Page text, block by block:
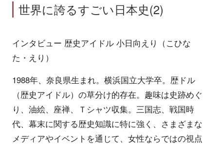
世界に誇るすごい日本史(2)
インタビュー 歴史アイドル 小日向えり（こひな
た・えり）
1988年、奈良県生まれ。横浜国立大学卒。歴ドル
（歴史アイドル）の草分け的存在。趣味は史跡めぐ
り、油絵、座禅、Ｔシャツ収集。三国志、戦国時
代、幕末に関する歴史知識に特に強く、さまざまな
メディアやイベントを通じて、女性ならではの視点